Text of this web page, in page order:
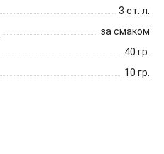
3 ст. л.
за смаком
40 гр.
10 гр.